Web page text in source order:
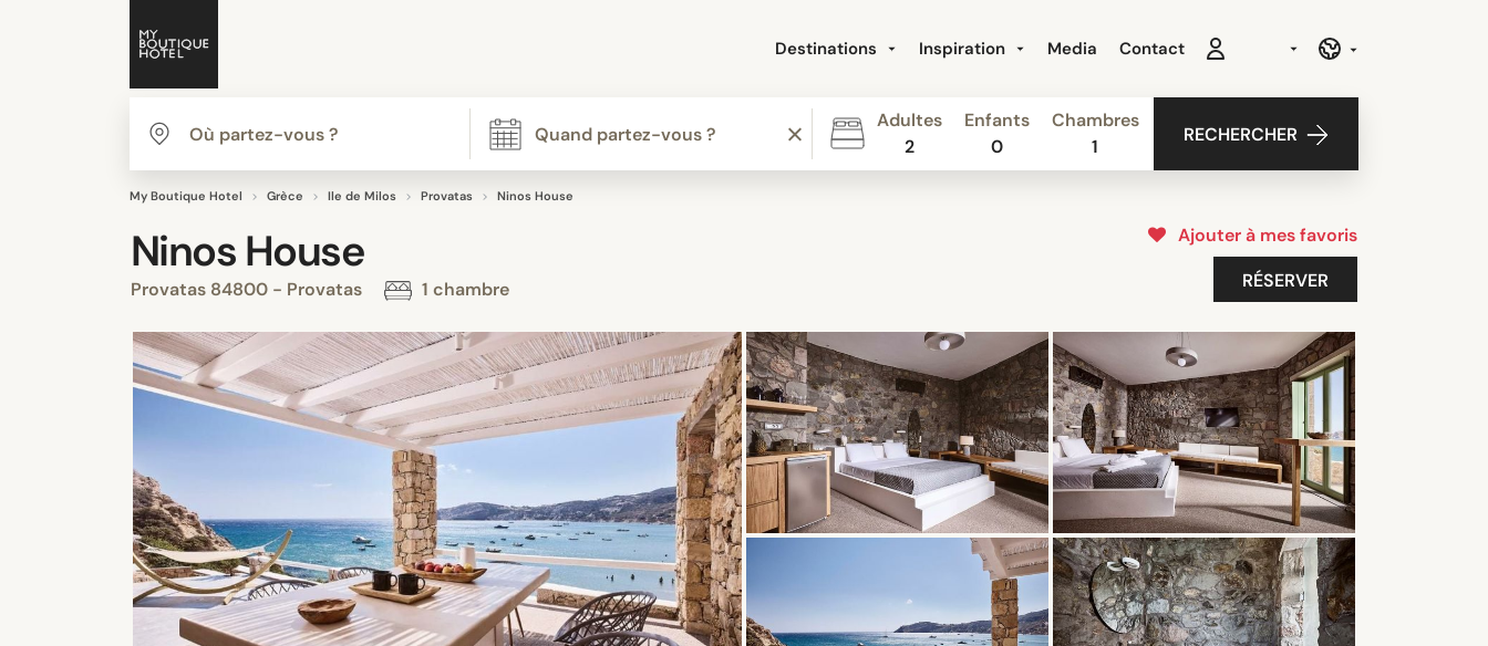
Destinations Inspiration Media Contact
Adultes
2
Enfants
0
Chambres
1
RECHERCHER
My Boutique Hotel Grèce Ile de Milos Provatas Ninos House
Ninos House
Provatas 84800 - Provatas 1 chambre
Ajouter à mes favoris
RÉSERVER